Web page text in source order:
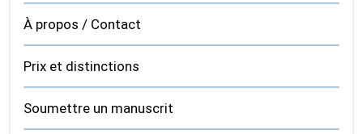
À propos / Contact
Prix et distinctions
Soumettre un manuscrit